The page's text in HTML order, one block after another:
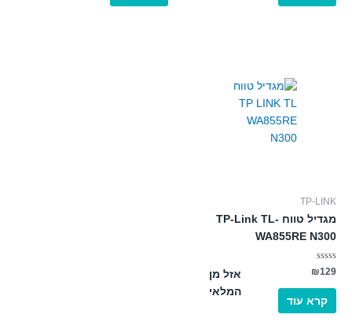
אזל מן
המלאי
TP-LINK
מגדיל טווח TP-Link TL-
WA855RE N300
דורג
0
מתוך
₪129
קרא עוד